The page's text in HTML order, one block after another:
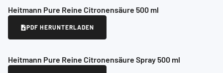
Heitmann Pure Reine Citronensäure 500 ml
PDF HERUNTERLADEN
Heitmann Pure Reine Citronensäure Spray 500 ml